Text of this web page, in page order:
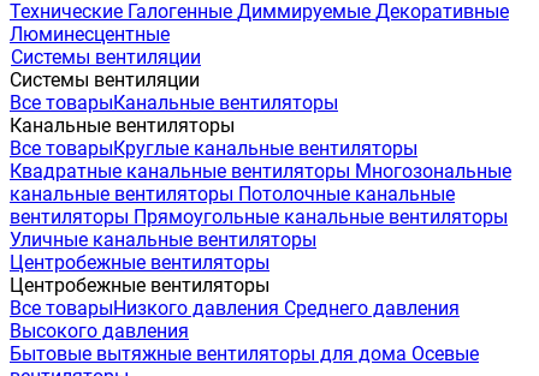
Технические Галогенные Диммируемые Декоративные
Люминесцентные
Системы вентиляции
Системы вентиляции
Все товарыКанальные вентиляторы
Канальные вентиляторы
Все товарыКруглые канальные вентиляторы
Квадратные канальные вентиляторы Многозональные
канальные вентиляторы Потолочные канальные
вентиляторы Прямоугольные канальные вентиляторы
Уличные канальные вентиляторы
Центробежные вентиляторы
Центробежные вентиляторы
Все товарыНизкого давления Среднего давления
Высокого давления
Бытовые вытяжные вентиляторы для дома Осевые